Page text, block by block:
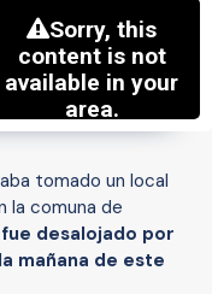
tomado un local
la comuna de
fue desalojado por
mañana de este